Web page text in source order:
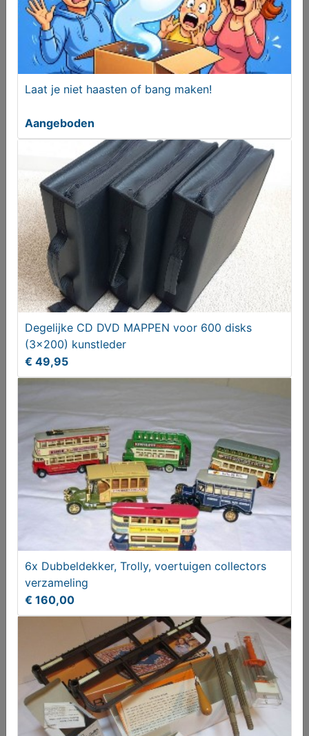
€ 20,00
PLATEEL DIENBLAD
€ 98,50
Glaswerk diverse
T.e.a.b.
Schoteltje vlinder hand vervaardigd
€ 2,50
Laat je niet haasten of bang maken!
Aangeboden
Degelijke CD DVD MAPPEN voor 600 disks
(3x200) kunstleder
€ 49,95
6x Dubbeldekker, Trolly, voertuigen collectors
verzameling
€ 160,00